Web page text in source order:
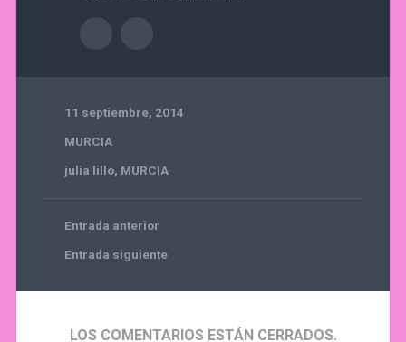
11 septiembre, 2014
MURCIA
julia lillo, MURCIA
Entrada anterior
Entrada siguiente
LOS COMENTARIOS ESTÁN CERRADOS.